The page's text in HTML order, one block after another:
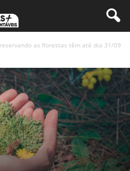
as florestas têm até dia 31/09